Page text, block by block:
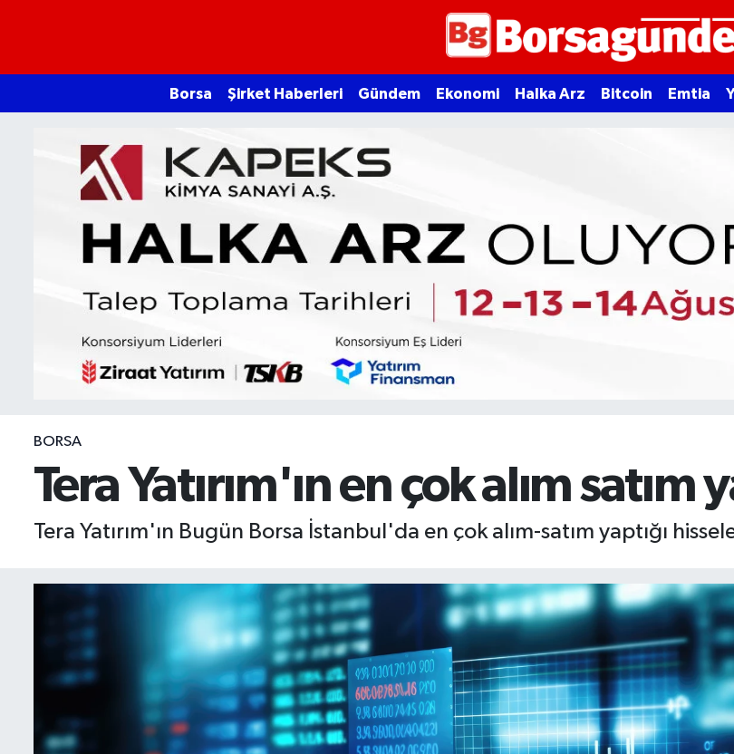
Borsa Şirket Haberleri Gündem Ekonomi Halka Arz Bitcoin Emtia
BORSA
Tera Yatırım'ın en çok alım satım
Tera Yatırım'ın Bugün Borsa İstanbul'da en çok alım-satım yaptığı
Ekonomi
Emtia
Şirket Haberleri
BIST 100 Isı Haritası
Coin Isı Haritası
Ekonomik Takvim
Hakkımızda
İletişim